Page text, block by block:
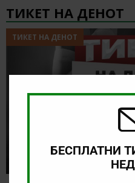
ТИКЕТ НА ДЕНОТ
ТИКЕТ НА ДЕНОТ
БЕСПЛАТНИ